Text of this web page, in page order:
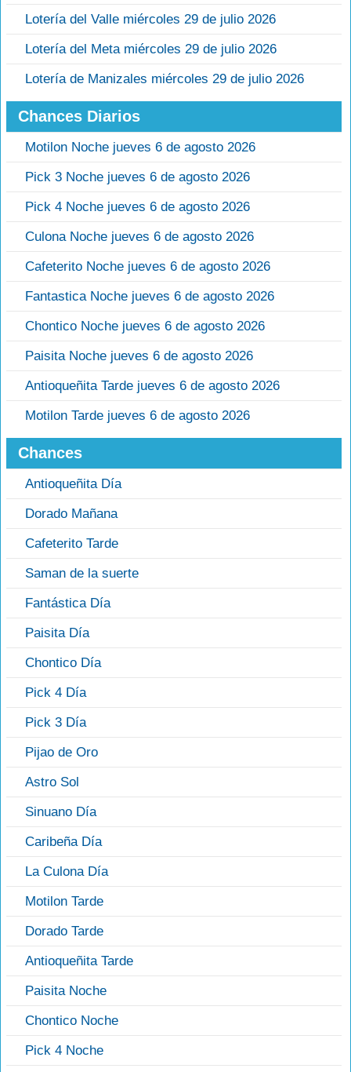
Lotería del Valle miércoles 29 de julio 2026
Lotería del Meta miércoles 29 de julio 2026
Lotería de Manizales miércoles 29 de julio 2026
Chances Diarios
Motilon Noche jueves 6 de agosto 2026
Pick 3 Noche jueves 6 de agosto 2026
Pick 4 Noche jueves 6 de agosto 2026
Culona Noche jueves 6 de agosto 2026
Cafeterito Noche jueves 6 de agosto 2026
Fantastica Noche jueves 6 de agosto 2026
Chontico Noche jueves 6 de agosto 2026
Paisita Noche jueves 6 de agosto 2026
Antioqueñita Tarde jueves 6 de agosto 2026
Motilon Tarde jueves 6 de agosto 2026
Chances
Antioqueñita Día
Dorado Mañana
Cafeterito Tarde
Saman de la suerte
Fantástica Día
Paisita Día
Chontico Día
Pick 4 Día
Pick 3 Día
Pijao de Oro
Astro Sol
Sinuano Día
Caribeña Día
La Culona Día
Motilon Tarde
Dorado Tarde
Antioqueñita Tarde
Paisita Noche
Chontico Noche
Pick 4 Noche